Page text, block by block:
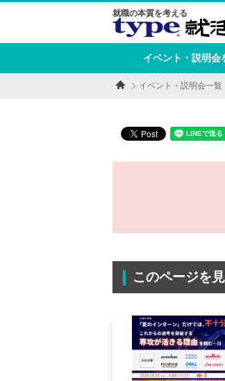
就職の本質を考える
イベント・説明会
イベント・説明会一覧
このページを